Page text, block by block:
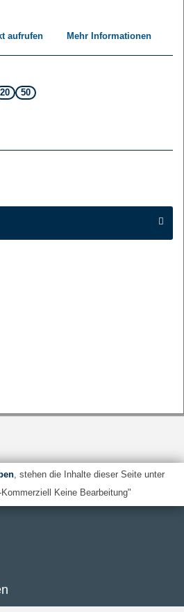
aufrufen Mehr Informationen
20 50
, stehen die Inhalte dieser Seite unter